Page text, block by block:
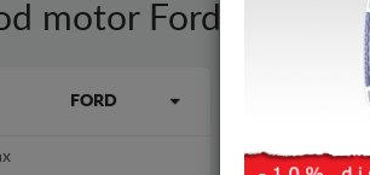
motor Ford KA
FORD
Kryt pod
mm,